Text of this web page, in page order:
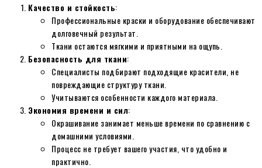
Качество и стойкость:
Профессиональные краски и оборудование обеспечивают
долговечный результат.
Ткани остаются мягкими и приятными на ощупь.
Безопасность для ткани:
Специалисты подбирают подходящие красители, не
повреждающие структуру ткани.
Учитываются особенности каждого материала.
Экономия времени и сил:
Окрашивание занимает меньше времени по сравнению с
домашними условиями.
Процесс не требует вашего участия, что удобно и
практично.